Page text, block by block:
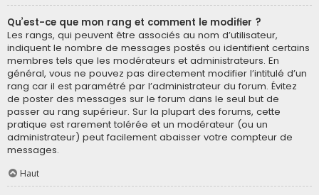
Qu’est-ce que mon rang et comment le modifier ?
Les rangs, qui peuvent être associés au nom d’utilisateur,
indiquent le nombre de messages postés ou identifient certains
membres tels que les modérateurs et administrateurs. En
général, vous ne pouvez pas directement modifier l’intitulé d’un
rang car il est paramétré par l’administrateur du forum. Évitez
de poster des messages sur le forum dans le seul but de
passer au rang supérieur. Sur la plupart des forums, cette
pratique est rarement tolérée et un modérateur (ou un
administrateur) peut facilement abaisser votre compteur de
messages.
Haut